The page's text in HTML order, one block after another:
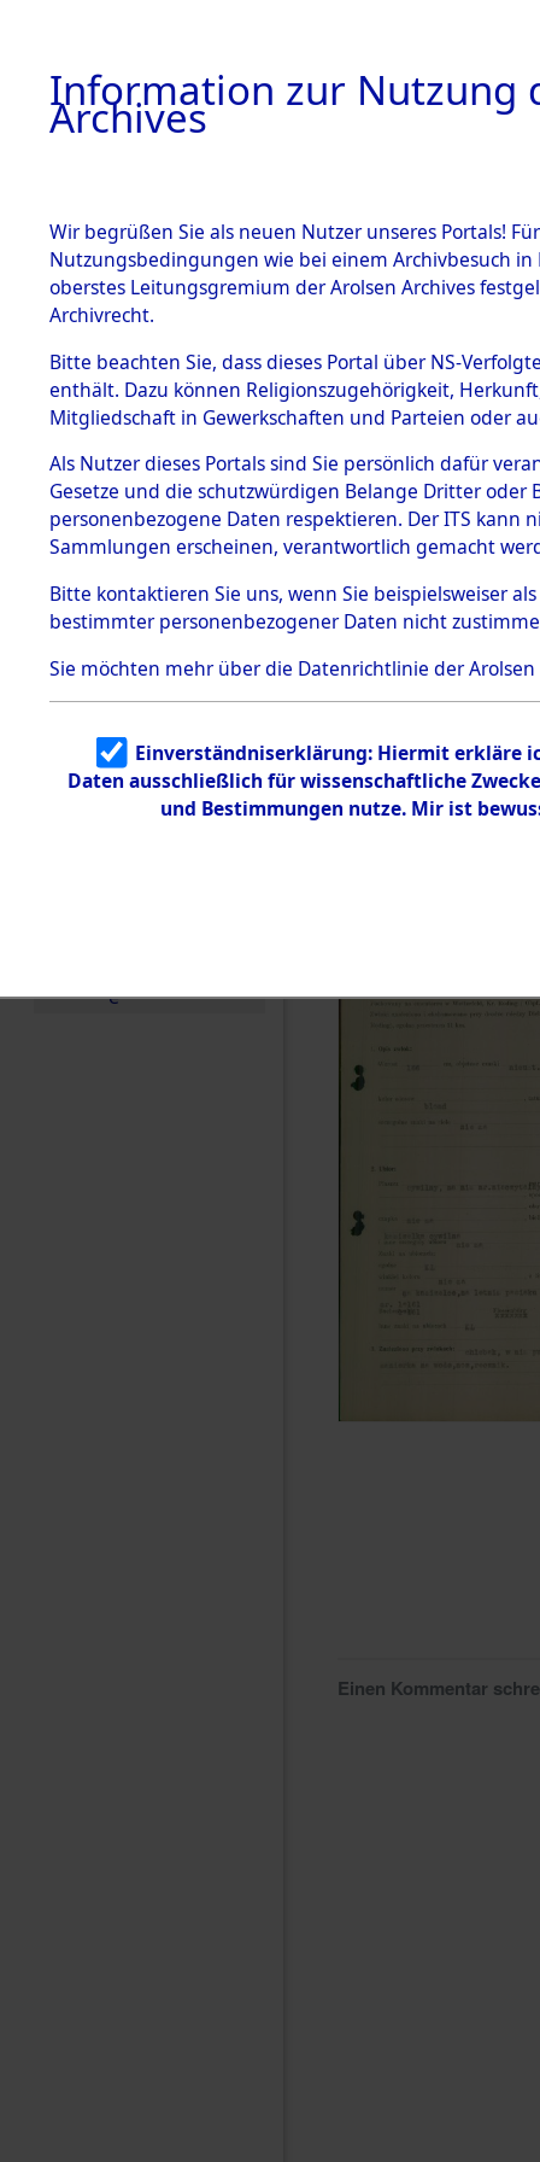
BESTÄNDE
1.
mente
5. Verschiedenes
5.3
Todesmärsche
5.3.1 Alliierte
Erhebungen
zu
Todesmärsch
en
5.3.2
Identifizierun
g
5.3.3
Todesmärsch
e
auf dem
zur
Roding,
zwischen
km)
Leben
0001
Einen Kommentar
Information zur Nutzung
Archives
Wir begrüßen Sie als neuen Nutzer unseres Portals!
Nutzungsbedingungen wie bei einem Archivbesuch
oberstes Leitungsgremium der Arolsen Archives
Archivrecht.
Bitte beachten Sie, dass dieses Portal über NS-
enthält. Dazu können Religionszugehörigkeit,
Mitgliedschaft in Gewerkschaften und Parteien oder
Als Nutzer dieses Portals sind Sie persönlich dafür
Gesetze und die schutzwürdigen Belange Dritter
personenbezogene Daten respektieren. Der ITS
Sammlungen erscheinen, verantwortlich gemacht
Bitte kontaktieren Sie uns, wenn Sie beispielsweiser
bestimmter personenbezogener Daten nicht
Sie möchten mehr über die Datenrichtlinie der Arolsen
Einverständniserklärung: Hiermit erkläre
Daten ausschließlich für wissenschaftliche
und Bestimmungen nutze. Mir ist